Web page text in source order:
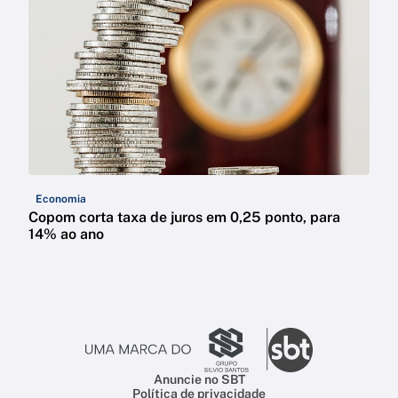
Economia
Copom corta taxa de juros em 0,25 ponto, para
14% ao ano
Anuncie no SBT
Política de privacidade